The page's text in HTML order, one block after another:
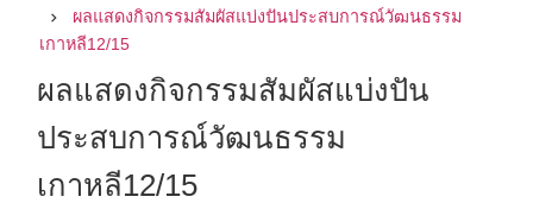
ผลแสดงกิจกรรมสัมผัสแบ่งปันประสบการณ์วัฒนธรรม
เกาหลี12/15
ผลแสดงกิจกรรมสัมผัสแบ่งปัน
ประสบการณ์วัฒนธรรม
เกาหลี12/15